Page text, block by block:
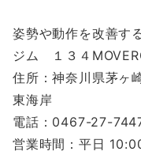
姿勢や動作を改善す
ジム １３４
住所：神奈川県茅
東海岸
電話：0467-27-
営業時間：平日